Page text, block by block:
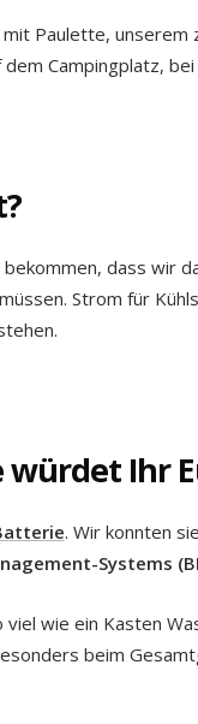
mit Paulette, unserem
Campingplatz,
dass wir
Strom für
Ihr
. Wir konnten sie
Systems
wie ein Kasten
beim